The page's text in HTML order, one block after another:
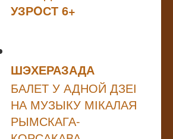
УЗРOСТ 6+
ШЭХЕРАЗАДА
БАЛЕТ У АДНОЙ ДЗЕІ
НА МУЗЫКУ МІКАЛАЯ
РЫМСКАГА-